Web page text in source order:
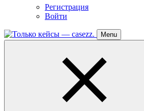
Регистрация
Войти
Menu
Toggle